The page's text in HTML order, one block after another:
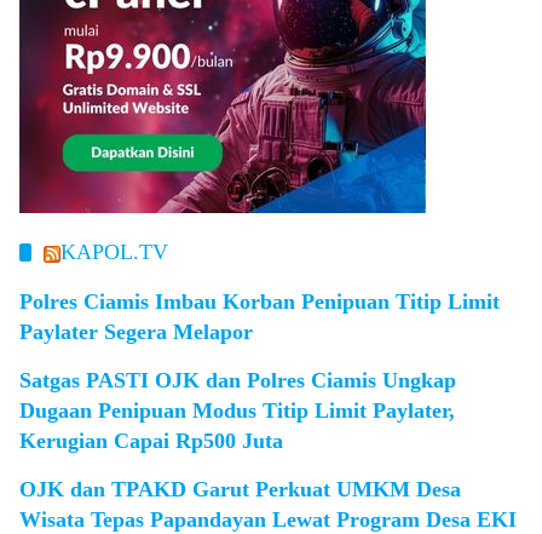
KAPOL.TV
Polres Ciamis Imbau Korban Penipuan Titip Limit
Paylater Segera Melapor
Satgas PASTI OJK dan Polres Ciamis Ungkap
Dugaan Penipuan Modus Titip Limit Paylater,
Kerugian Capai Rp500 Juta
OJK dan TPAKD Garut Perkuat UMKM Desa
Wisata Tepas Papandayan Lewat Program Desa EKI